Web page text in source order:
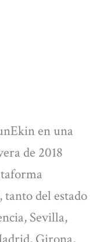
en una
de 2018
tanto del estado
Sevilla,